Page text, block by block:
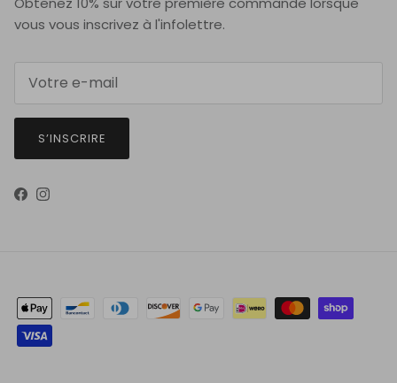
vous vous inscrivez à l'infolettre.
Facebook
Instagram